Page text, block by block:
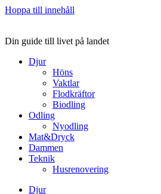
Hoppa till innehåll
Din guide till livet på landet
Djur
Höns
Vaktlar
Flodkräftor
Biodling
Odling
Nyodling
Mat&Dryck
Dammen
Teknik
Husrenovering
Djur